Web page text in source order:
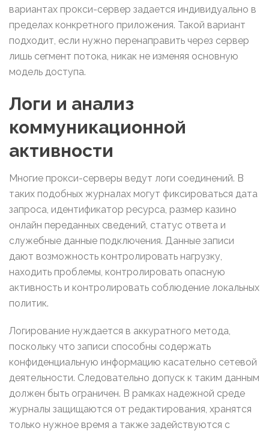
вариантах прокси-сервер задается индивидуально в
пределах конкретного приложения. Такой вариант
подходит, если нужно перенаправить через сервер
лишь сегмент потока, никак не изменяя основную
модель доступа.
Логи и анализ
коммуникационной
активности
Многие прокси-серверы ведут логи соединений. В
таких подобных журналах могут фиксироваться дата
запроса, идентификатор ресурса, размер казино
онлайн переданных сведений, статус ответа и
служебные данные подключения. Данные записи
дают возможность контролировать нагрузку,
находить проблемы, контролировать опасную
активность и контролировать соблюдение локальных
политик.
Логирование нуждается в аккуратного метода,
поскольку что записи способны содержать
конфиденциальную информацию касательно сетевой
деятельности. Следовательно допуск к таким данным
должен быть ограничен. В рамках надежной среде
журналы защищаются от редактирования, хранятся
только нужное время а также задействуются с